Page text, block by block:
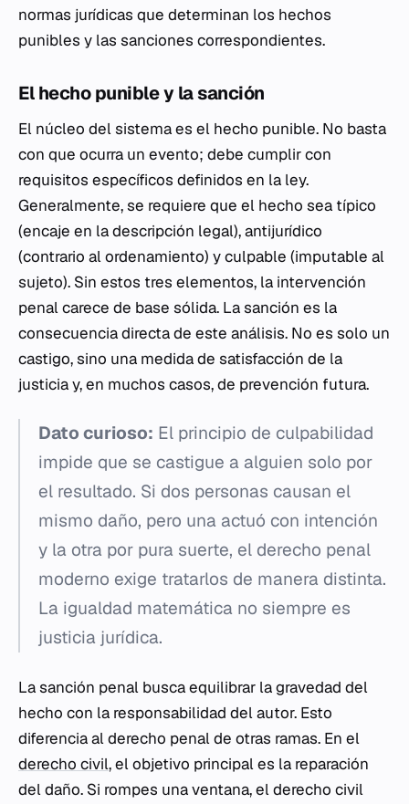
normas jurídicas que determinan los hechos
punibles y las sanciones correspondientes.
El hecho punible y la sanción
El núcleo del sistema es el hecho punible. No basta
con que ocurra un evento; debe cumplir con
requisitos específicos definidos en la ley.
Generalmente, se requiere que el hecho sea típico
(encaje en la descripción legal), antijurídico
(contrario al ordenamiento) y culpable (imputable al
sujeto). Sin estos tres elementos, la intervención
penal carece de base sólida. La sanción es la
consecuencia directa de este análisis. No es solo un
castigo, sino una medida de satisfacción de la
justicia y, en muchos casos, de prevención futura.
Dato curioso: El principio de culpabilidad
impide que se castigue a alguien solo por
el resultado. Si dos personas causan el
mismo daño, pero una actuó con intención
y la otra por pura suerte, el derecho penal
moderno exige tratarlos de manera distinta.
La igualdad matemática no siempre es
justicia jurídica.
La sanción penal busca equilibrar la gravedad del
hecho con la responsabilidad del autor. Esto
diferencia al derecho penal de otras ramas. En el
derecho civil, el objetivo principal es la reparación
del daño. Si rompes una ventana, el derecho civil